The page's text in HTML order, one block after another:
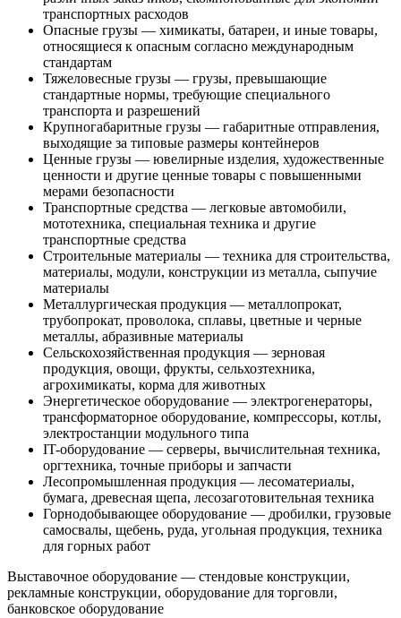
транспортных расходов
Опасные грузы — химикаты, батареи, и иные товары,
относящиеся к опасным согласно международным
стандартам
Тяжеловесные грузы — грузы, превышающие
стандартные нормы, требующие специального
транспорта и разрешений
Крупногабаритные грузы — габаритные отправления,
выходящие за типовые размеры контейнеров
Ценные грузы — ювелирные изделия, художественные
ценности и другие ценные товары с повышенными
мерами безопасности
Транспортные средства — легковые автомобили,
мототехника, специальная техника и другие
транспортные средства
Строительные материалы — техника для строительства,
материалы, модули, конструкции из металла, сыпучие
материалы
Металлургическая продукция — металлопрокат,
трубопрокат, проволока, сплавы, цветные и черные
металлы, абразивные материалы
Сельскохозяйственная продукция — зерновая
продукция, овощи, фрукты, сельхозтехника,
агрохимикаты, корма для животных
Энергетическое оборудование — электрогенераторы,
трансформаторное оборудование, компрессоры, котлы,
электростанции модульного типа
IT-оборудование — серверы, вычислительная техника,
оргтехника, точные приборы и запчасти
Лесопромышленная продукция — лесоматериалы,
бумага, древесная щепа, лесозаготовительная техника
Горнодобывающее оборудование — дробилки, грузовые
самосвалы, щебень, руда, угольная продукция, техника
для горных работ
Выставочное оборудование — стендовые конструкции,
рекламные конструкции, оборудование для торговли,
банковское оборудование